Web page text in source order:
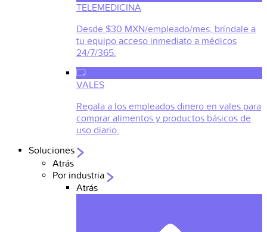
TELEMEDICINA
Desde $30 MXN/empleado/mes, bríndale a
tu equipo acceso inmediato a médicos
24/7/365.
VALES
Regala a los empleados dinero en vales para
comprar alimentos y productos básicos de
uso diario.
Soluciones
Atrás
Por industria
Atrás